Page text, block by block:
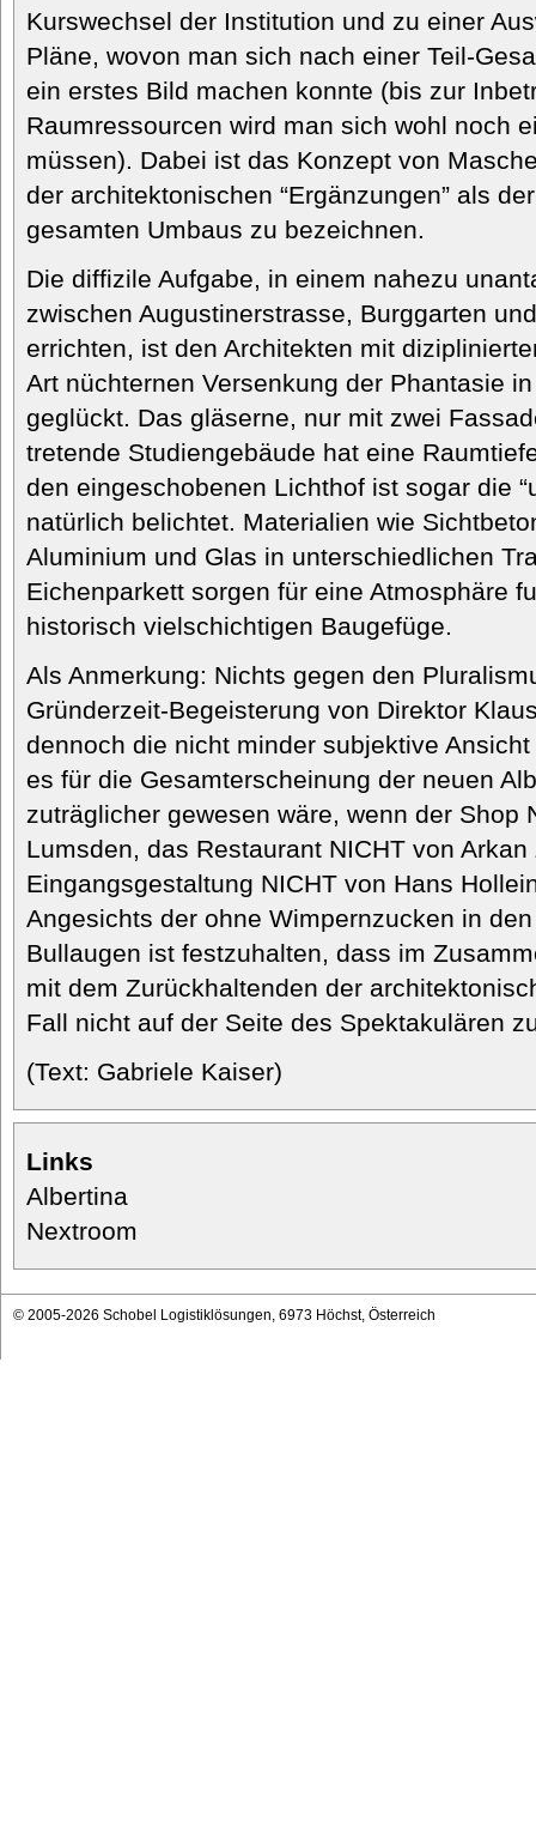
Kurswechsel der Institution und zu einer
Pläne, wovon man sich nach einer Teil-
ein erstes Bild machen konnte (bis zur
Raumressourcen wird man sich wohl noch
müssen). Dabei ist das Konzept von
der architektonischen “Ergänzungen” als
gesamten Umbaus zu bezeichnen.
Die diffizile Aufgabe, in einem nahezu
zwischen Augustinerstrasse, Burggarten
errichten, ist den Architekten mit
Art nüchternen Versenkung der Phantasie
geglückt. Das gläserne, nur mit zwei
tretende Studiengebäude hat eine
den eingeschobenen Lichthof ist sogar die
natürlich belichtet. Materialien wie
Aluminium und Glas in unterschiedlichen
Eichenparkett sorgen für eine Atmosphäre
historisch vielschichtigen Baugefüge.
Als Anmerkung: Nichts gegen den
Gründerzeit-Begeisterung von Direktor
dennoch die nicht minder subjektive
es für die Gesamterscheinung der neuen
zuträglicher gewesen wäre, wenn der Shop
Lumsden, das Restaurant NICHT von
Eingangsgestaltung NICHT von Hans
Angesichts der ohne Wimpernzucken in
Bullaugen ist festzuhalten, dass im
mit dem Zurückhaltenden der
Fall nicht auf der Seite des Spektakulären
(Text: Gabriele Kaiser)
Links
Albertina
Nextroom
© 2005-2026 Schobel Logistiklösungen, 6973 Höchst, Österreich